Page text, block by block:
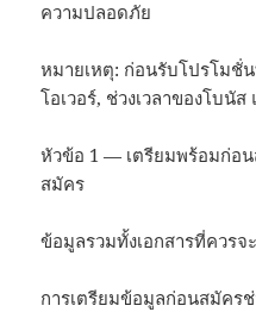
ความปลอดภัย
หมายเหตุ: ก่อนรับโปรโมชั่
โอเวอร์, ช่วงเวลาของโบนั
หัวข้อ 1 — เตรียมพร้อมก่อ
สมัคร
ข้อมูลรวมทั้งเอกสารที่ควรจ
การเตรียมข้อมูลก่อนสมัคร